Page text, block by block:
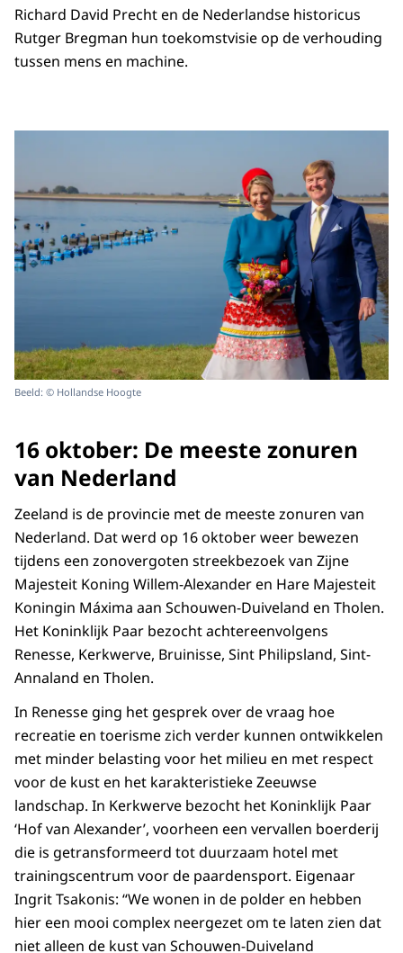
Richard David Precht en de Nederlandse historicus
Rutger Bregman hun toekomstvisie op de verhouding
tussen mens en machine.
Beeld: © Hollandse Hoogte
16 oktober: De meeste zonuren
van Nederland
Zeeland is de provincie met de meeste zonuren van
Nederland. Dat werd op 16 oktober weer bewezen
tijdens een zonovergoten streekbezoek van Zijne
Majesteit Koning Willem-Alexander en Hare Majesteit
Koningin Máxima aan Schouwen-Duiveland en Tholen.
Het Koninklijk Paar bezocht achtereenvolgens
Renesse, Kerkwerve, Bruinisse, Sint Philipsland, Sint-
Annaland en Tholen.
In Renesse ging het gesprek over de vraag hoe
recreatie en toerisme zich verder kunnen ontwikkelen
met minder belasting voor het milieu en met respect
voor de kust en het karakteristieke Zeeuwse
landschap. In Kerkwerve bezocht het Koninklijk Paar
‘Hof van Alexander’, voorheen een vervallen boerderij
die is getransformeerd tot duurzaam hotel met
trainingscentrum voor de paardensport. Eigenaar
Ingrit Tsakonis: “We wonen in de polder en hebben
hier een mooi complex neergezet om te laten zien dat
niet alleen de kust van Schouwen-Duiveland